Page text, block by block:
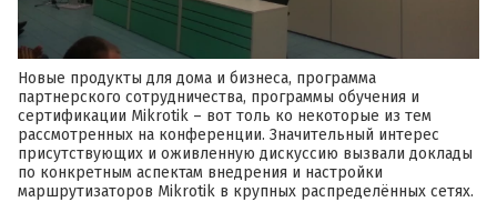
Новые продукты для дома и бизнеса, программа
партнерского сотрудничества, программы обучения и
сертификации Mikrotik – вот толь ко некоторые из тем
рассмотренных на конференции. Значительный интерес
присутствующих и оживленную дискуссию вызвали доклады
по конкретным аспектам внедрения и настройки
маршрутизаторов Mikrotik в крупных распределённых сетях.